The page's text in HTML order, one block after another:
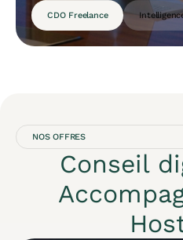
CDO Freelance
NOS OFFRES
Conseil